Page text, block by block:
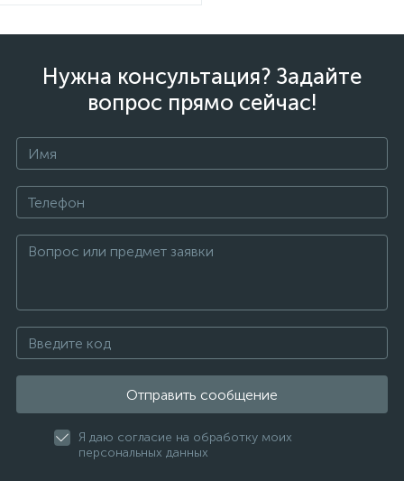
Нужна консультация? Задайте
вопрос прямо сейчас!
Отправить сообщение
Я даю согласие на обработку моих
персональных данных